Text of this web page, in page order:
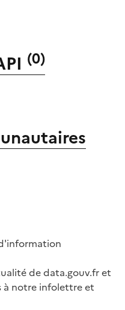
(0)
de data.gouv.fr et
à notre infolettre et